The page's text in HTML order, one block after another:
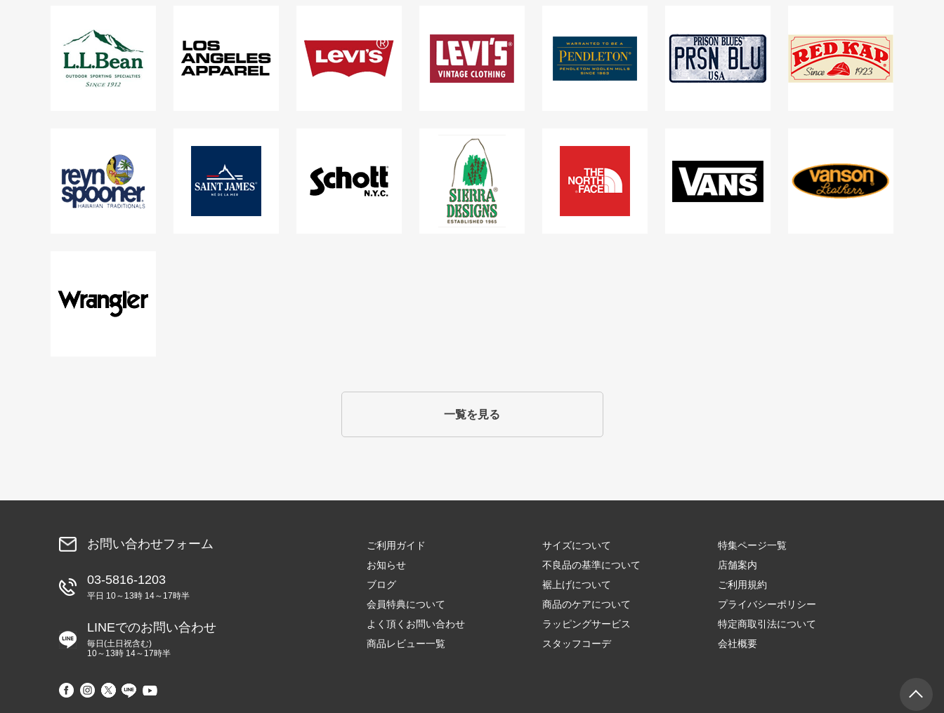
一覧を見る
お問い合わせフォーム
03-5816-1203
平日 10～13時 14～17時半
LINEでのお問い合わせ
毎日(土日祝含む)
10～13時 14～17時半
ご利用ガイド
お知らせ
ブログ
会員特典について
よく頂くお問い合わせ
商品レビュー一覧
サイズについて
不良品の基準について
裾上げについて
商品のケアについて
ラッピングサービス
スタッフコーデ
特集ページ一覧
店舗案内
ご利用規約
プライバシーポリシー
特定商取引法について
会社概要